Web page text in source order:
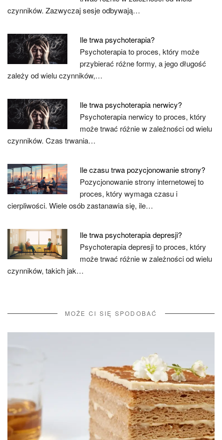
czynników. Zazwyczaj sesje odbywają…
Ile trwa psychoterapia?
Psychoterapia to proces, który może
przybierać różne formy, a jego długość
zależy od wielu czynników,…
Ile trwa psychoterapia nerwicy?
Psychoterapia nerwicy to proces, który
może trwać różnie w zależności od wielu
czynników. Czas trwania…
Ile czasu trwa pozycjonowanie strony?
Pozycjonowanie strony internetowej to
proces, który wymaga czasu i
cierpliwości. Wiele osób zastanawia się, ile…
Ile trwa psychoterapia depresji?
Psychoterapia depresji to proces, który
może trwać różnie w zależności od wielu
czynników, takich jak…
MOŻE CI SIĘ SPODOBAĆ